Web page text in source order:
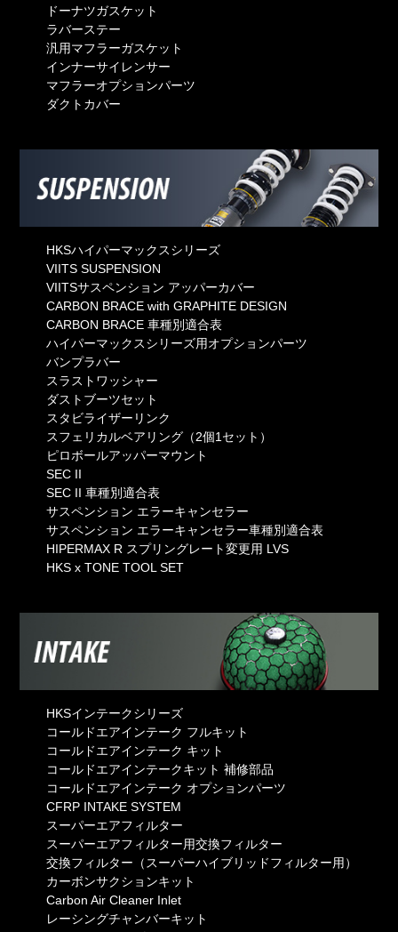
ドーナツガスケット
ラバーステー
汎用マフラーガスケット
インナーサイレンサー
マフラーオプションパーツ
ダクトカバー
HKSハイパーマックスシリーズ
VIITS SUSPENSION
VIITSサスペンション アッパーカバー
CARBON BRACE with GRAPHITE DESIGN
CARBON BRACE 車種別適合表
ハイパーマックスシリーズ用オプションパーツ
バンプラバー
スラストワッシャー
ダストブーツセット
スタビライザーリンク
スフェリカルベアリング（2個1セット）
ピロボールアッパーマウント
SEC II
SEC II 車種別適合表
サスペンション エラーキャンセラー
サスペンション エラーキャンセラー車種別適合表
HIPERMAX R スプリングレート変更用 LVS
HKS x TONE TOOL SET
HKSインテークシリーズ
コールドエアインテーク フルキット
コールドエアインテーク キット
コールドエアインテークキット 補修部品
コールドエアインテーク オプションパーツ
CFRP INTAKE SYSTEM
スーパーエアフィルター
スーパーエアフィルター用交換フィルター
交換フィルター（スーパーハイブリッドフィルター用）
カーボンサクションキット
Carbon Air Cleaner Inlet
レーシングチャンバーキット